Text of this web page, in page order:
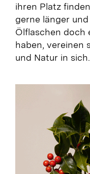
ihren Platz
gerne länger
Ölflaschen doch
haben, vereinen
und Natur in sich.